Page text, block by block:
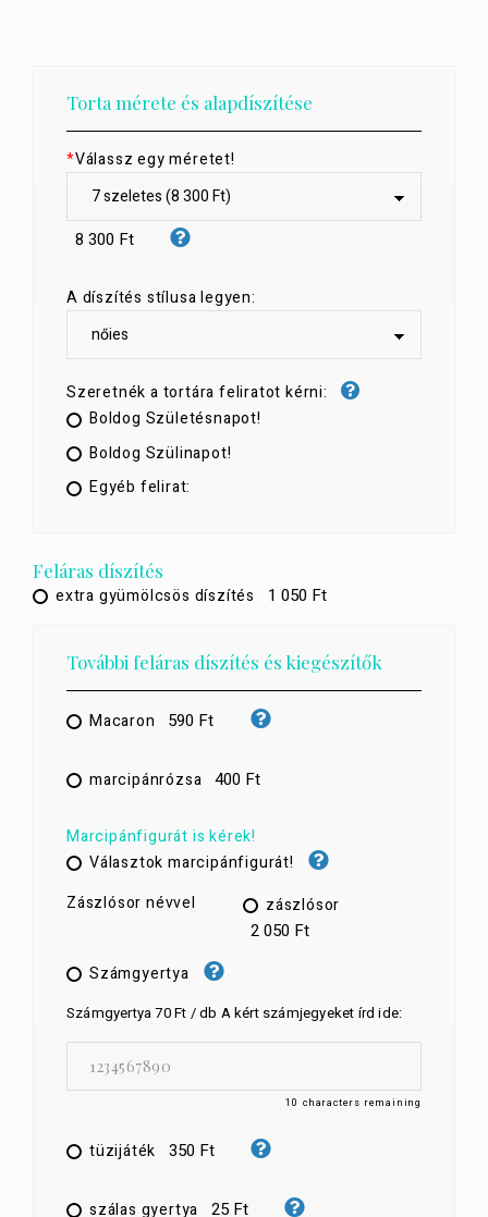
Torta mérete és alapdíszítése
*Válassz egy méretet!
8 300 Ft
A díszítés stílusa legyen:
Szeretnék a tortára feliratot kérni:
Boldog Születésnapot!
Boldog Szülinapot!
Egyéb felirat:
Feláras díszítés
extra gyümölcsös díszítés 1 050 Ft
További feláras díszítés és kiegészítők
Macaron 590 Ft
marcipánrózsa 400 Ft
Marcipánfigurát is kérek!
Választok marcipánfigurát!
Zászlósor névvel
zászlósor
2 050 Ft
Számgyertya
Számgyertya 70 Ft / db A kért számjegyeket írd ide:
10 characters remaining
tüzijáték 350 Ft
szálas gyertya 25 Ft